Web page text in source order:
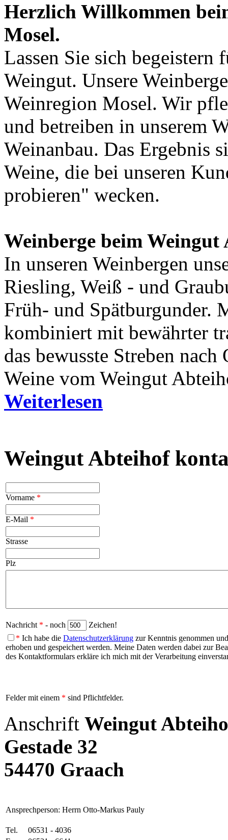
Herzlich Willkommen
Mosel.
Lassen Sie sich begeistern
Weingut. Unsere
Weinregion Mosel. Wir
und betreiben in unserem
Weinanbau. Das Ergebnis
Weine, die bei unseren
probieren" wecken.
Weinberge beim Weingut
In unseren Weinbergen
Riesling, Weiß - und
Früh- und Spätburgunder.
kombiniert mit bewährter
das bewusste Streben
Weine vom Weingut
Weiterlesen
Weingut Abteihof
Vorname *
E-Mail *
Strasse
Plz
Nachricht * - noch
Zeichen!
* Ich habe die Datenschutzerklärung zur Kenntnis genommen
erhoben und gespeichert werden. Meine Daten werden dabei zur
des Kontaktformulars erkläre ich mich mit der Verarbeitung
Felder mit einem * sind Pflichtfelder.
Anschrift Weingut
Gestade 32
54470 Graach
Ansprechperson: Herrn Otto-Markus Pauly
Tel.
06531 - 4036